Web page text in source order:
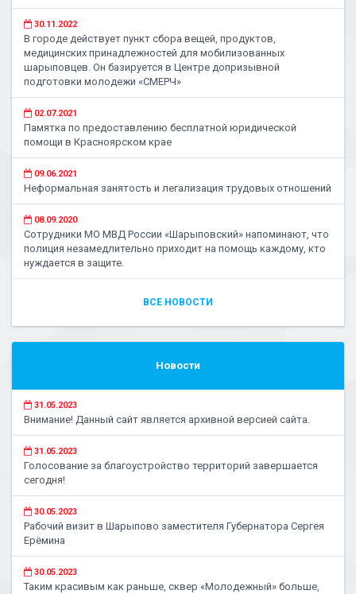
30.11.2022
В городе действует пункт сбора вещей, продуктов,
медицинских принадлежностей для мобилизованных
шарыповцев. Он базируется в Центре допризывной
подготовки молодежи «СМЕРЧ»
02.07.2021
Памятка по предоставлению бесплатной юридической
помощи в Красноярском крае
09.06.2021
Неформальная занятость и легализация трудовых отношений
08.09.2020
Сотрудники МО МВД России «Шарыповский» напоминают, что
полиция незамедлительно приходит на помощь каждому, кто
нуждается в защите.
ВСЕ НОВОСТИ
Новости
31.05.2023
Внимание! Данный сайт является архивной версией сайта.
31.05.2023
Голосование за благоустройство территорий завершается
сегодня!
30.05.2023
Рабочий визит в Шарыпово заместителя Губернатора Сергея
Ерёмина
30.05.2023
Таким красивым как раньше, сквер «Молодежный» больше,